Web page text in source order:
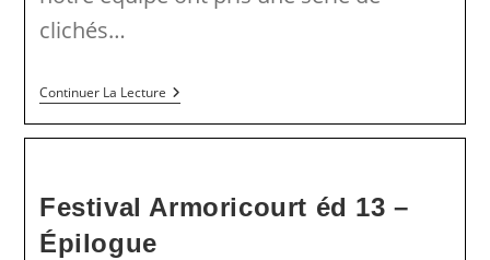
clichés…
Continuer La LectureFestival
Armoricourt
Édition
13
Galerie
Photo
Festival Armoricourt éd 13 –
Épilogue